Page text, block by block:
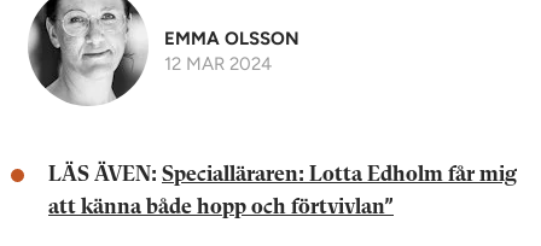
EMMA OLSSON
12 MAR 2024
LÄS ÄVEN: Specialläraren: Lotta Edholm får mig
att känna både hopp och förtvivlan”